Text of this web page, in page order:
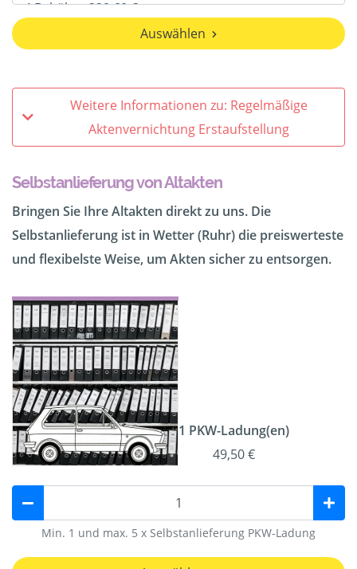
Auswählen
Weitere Informationen zu: Regelmäßige
Aktenvernichtung Erstaufstellung
Selbstanlieferung von Altakten
Bringen Sie Ihre Altakten direkt zu uns. Die
Selbstanlieferung ist in Wetter (Ruhr) die preiswerteste
und flexibelste Weise, um Akten sicher zu entsorgen.
1 PKW-Ladung(en)
49,50 €
Min. 1 und max. 5 x Selbstanlieferung PKW-Ladung